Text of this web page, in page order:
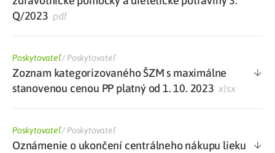
Q/2023 pdf
Poskytovateľ/Poskytovateľ
Zoznam kategorizovaného ŠZM s maximálne
stanovenou cenou PP platný od 1. 10. 2023 xlsx
Poskytovateľ/Poskytovateľ
Oznámenie o ukončení centrálneho nákupu lieku